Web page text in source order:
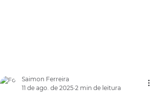
Saimon Ferreira
11 de ago. de 2025 2 min de leitura